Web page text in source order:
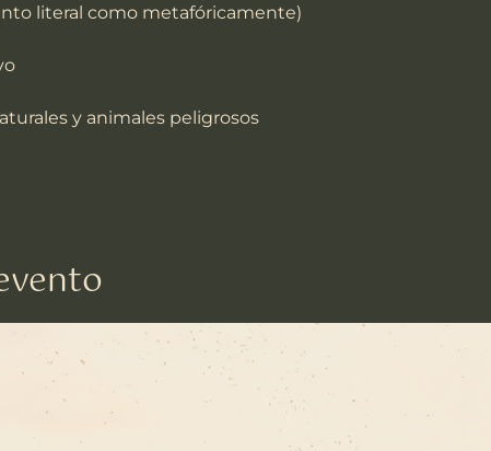
literal como metafóricamente)
y animales peligrosos